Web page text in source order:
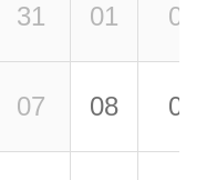
31 01 02
07 08 09